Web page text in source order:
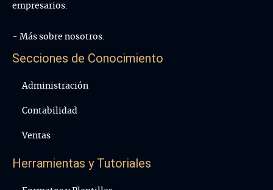
empresarios.
- Más sobre nosotros.
Secciones de Conocimiento
Administración
Contabilidad
Ventas
Herramientas y Tutoriales